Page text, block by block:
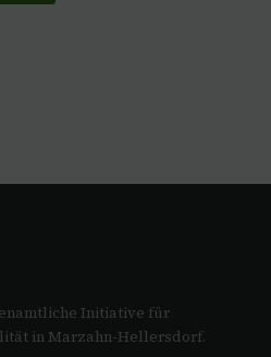
Initiative für
in Marzahn-Hellersdorf.